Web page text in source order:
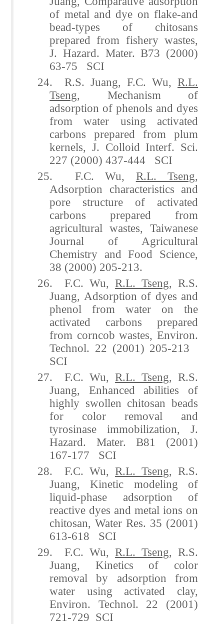
of metal and dye on flake-and
bead-types of chitosans
prepared from fishery wastes,
J. Hazard. Mater. B73 (2000)
63-75 SCI
24. R.S. Juang, F.C. Wu, R.L.
Tseng, Mechanism of
adsorption of phenols and dyes
from water using activated
carbons prepared from plum
kernels, J. Colloid Interf. Sci.
227 (2000) 437-444 SCI
25. F.C. Wu, R.L. Tseng,
Adsorption characteristics and
pore structure of activated
carbons prepared from
agricultural wastes, Taiwanese
Journal of Agricultural
Chemistry and Food Science,
38 (2000) 205-213.
26. F.C. Wu,R.L. Tseng, R.S.
Juang, Adsorption of dyes and
phenol from water on the
activated carbons prepared
from corncob wastes, Environ.
Technol. 22 (2001) 205-213
SCI
27. F.C. Wu,R.L. Tseng, R.S.
Juang, Enhanced abilities of
highly swollen chitosan beads
for color removal and
tyrosinase immobilization, J.
Hazard. Mater. B81 (2001)
167-177 SCI
28. F.C. Wu,R.L. Tseng, R.S.
Juang, Kinetic modeling of
liquid-phase adsorption of
reactive dyes and metal ions on
chitosan, Water Res. 35 (2001)
613-618 SCI
29. F.C. Wu,R.L. Tseng, R.S.
Juang, Kinetics of color
removal by adsorption from
water using activated clay,
Environ. Technol. 22 (2001)
721-729 SCI